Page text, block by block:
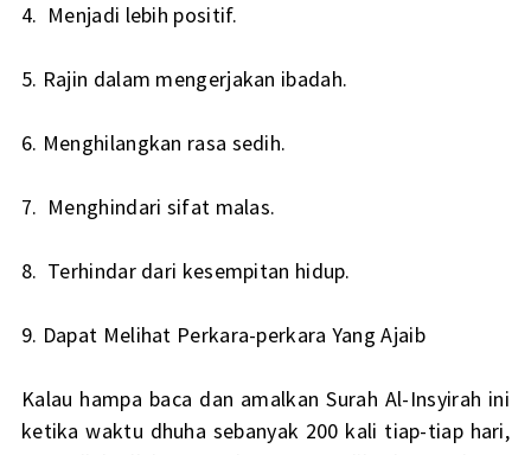
4. Menjadi lebih positif.
5. Rajin dalam mengerjakan ibadah.
6. Menghilangkan rasa sedih.
7. Menghindari sifat malas.
8. Terhindar dari kesempitan hidup.
9. Dapat Melihat Perkara-perkara Yang Ajaib
Kalau hampa baca dan amalkan Surah Al-Insyirah ini
ketika waktu dhuha sebanyak 200 kali tiap-tiap hari,